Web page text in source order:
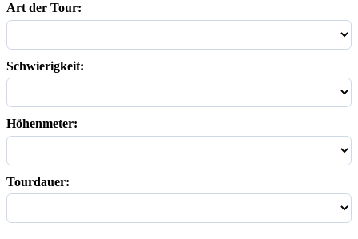
Art der Tour:
Schwierigkeit:
Höhenmeter:
Tourdauer: